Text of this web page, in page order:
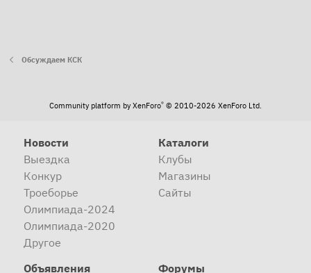
Обсуждаем КСК
Community platform by XenForo® © 2010-2026 XenForo Ltd.
Новости
Выездка
Конкур
Троеборье
Олимпиада-2024
Олимпиада-2020
Другое
Каталоги
Клубы
Магазины
Сайты
Объявления
Форумы